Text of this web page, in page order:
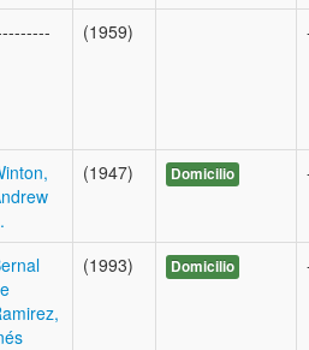
(1959)
(1947) Domicilio
(1993) Domicilio